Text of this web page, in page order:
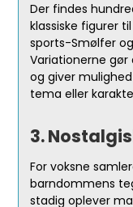
Der findes
klassiske figurer
sports-Smølfer
Variationerne
og giver
tema eller
3.
For voksne
barndommens
stadig oplever